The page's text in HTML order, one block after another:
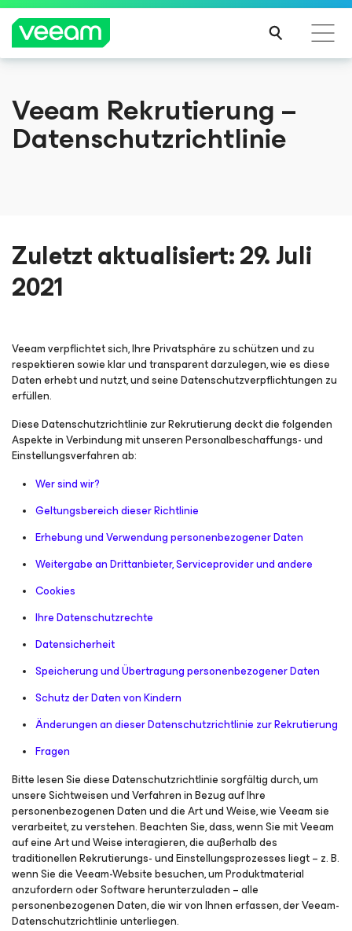
Hinweise von Veeam für Kunden, die vom Content-
Update von CrowdStrike betroffen sind
MEH
Veeam Rekrutierung –
Datenschutzrichtlinie
Zuletzt aktualisiert: 29. Juli
2021
Veeam verpflichtet sich, Ihre Privatsphäre zu schützen und zu
respektieren sowie klar und transparent darzulegen, wie es diese
Daten erhebt und nutzt, und seine Datenschutzverpflichtungen zu
erfüllen.
Diese Datenschutzrichtlinie zur Rekrutierung deckt die folgenden
Aspekte in Verbindung mit unseren Personalbeschaffungs- und
Einstellungsverfahren ab:
Wer sind wir?
Geltungsbereich dieser Richtlinie
Erhebung und Verwendung personenbezogener Daten
Weitergabe an Drittanbieter, Serviceprovider und andere
Cookies
Ihre Datenschutzrechte
Datensicherheit
Speicherung und Übertragung personenbezogener Daten
Schutz der Daten von Kindern
Änderungen an dieser Datenschutzrichtlinie zur Rekrutierung
Fragen
Bitte lesen Sie diese Datenschutzrichtlinie sorgfältig durch, um
unsere Sichtweisen und Verfahren in Bezug auf Ihre
personenbezogenen Daten und die Art und Weise, wie Veeam sie
verarbeitet, zu verstehen. Beachten Sie, dass, wenn Sie mit Veeam
auf eine Art und Weise interagieren, die außerhalb des
traditionellen Rekrutierungs- und Einstellungsprozesses liegt – z. B.
wenn Sie die Veeam-Website besuchen, um Produktmaterial
anzufordern oder Software herunterzuladen – alle
personenbezogenen Daten, die wir von Ihnen erfassen, der Veeam-
Datenschutzrichtlinie unterliegen.